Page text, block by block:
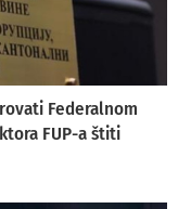
Federalnom
FUP-a štiti